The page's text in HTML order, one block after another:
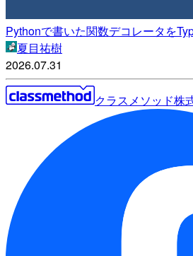
Pythonで書いた関数デコレータを
夏目祐樹
2026.07.31
クラスメソッド株